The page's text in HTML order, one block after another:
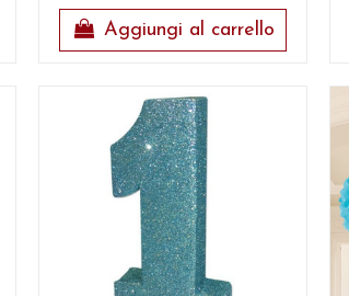
Aggiungi al carrello